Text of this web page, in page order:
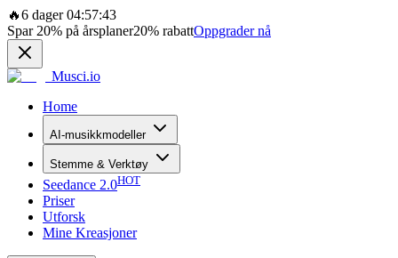
🔥6 dager 04:57:43
Spar 20% på årsplaner20% rabattOppgrader nå
Musci.io
Home
AI-musikkmodeller
Stemme & Verktøy
Seedance 2.0HOT
Priser
Utforsk
Mine Kreasjoner